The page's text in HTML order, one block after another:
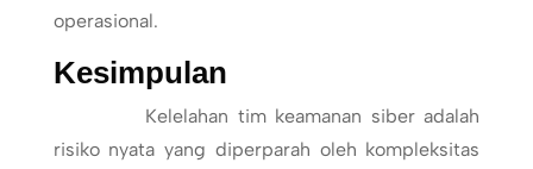
operasional.
Kesimpulan
Kelelahan tim keamanan siber adalah
risiko nyata yang diperparah oleh kompleksitas